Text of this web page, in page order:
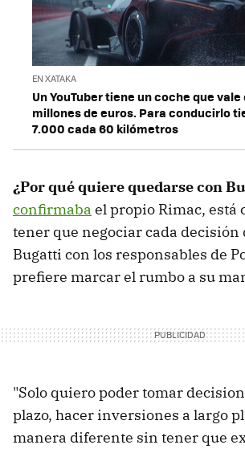
EN XATAKA
Un YouTuber tiene un coche que
millones de euros. Para conducirlo
7.000 cada 60 kilómetros
¿Por qué quiere quedarse con
confirmaba el propio Rimac, está
tener que negociar cada decisión
Bugatti con los responsables de
prefiere marcar el rumbo a su
"Solo quiero poder tomar
plazo, hacer inversiones a largo
manera diferente sin tener que